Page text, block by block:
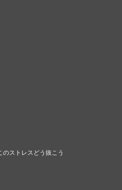
ストレスどう抜こう